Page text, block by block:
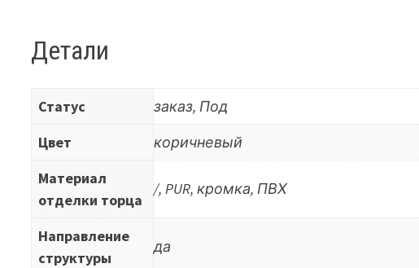
Детали
Статус
заказ, Под
Цвет
коричневый
Материал
отделки торца
/, PUR, кромка, ПВХ
Направление
структуры
да